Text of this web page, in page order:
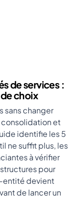
de services :
choix
sans changer
consolidation et
identifie les 5
ne suffit plus, les
à vérifier
pour
entité devient
de lancer un